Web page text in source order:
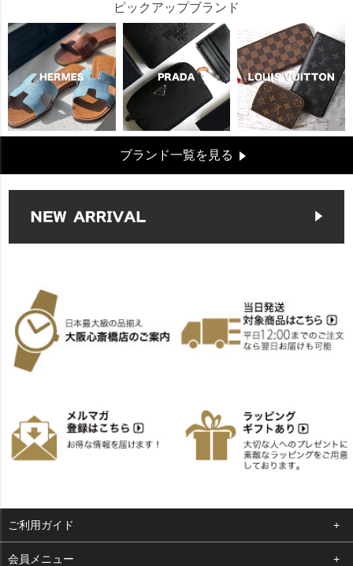
ピックアップブランド
ブランド一覧を見る
ご利用ガイド
よくある質問
会員メニュー